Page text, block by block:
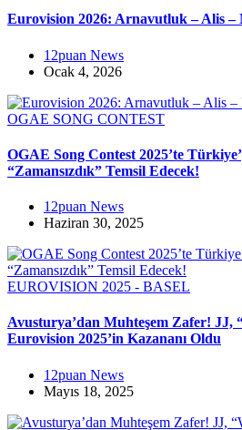
Eurovision 2026: Arnavutluk – Alis –
12puan News
Ocak 4, 2026
OGAE SONG CONTEST
OGAE Song Contest 2025’te
“Zamansızdık” Temsil Edecek!
12puan News
Haziran 30, 2025
EUROVISION 2025 - BASEL
Avusturya’dan Muhteşem Zafer! JJ,
Eurovision 2025’in Kazananı Oldu
12puan News
Mayıs 18, 2025